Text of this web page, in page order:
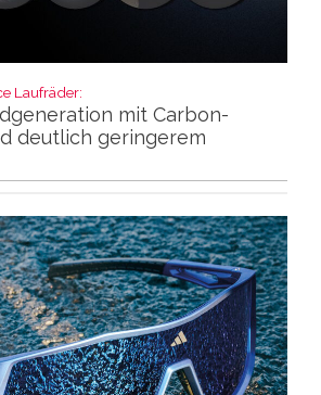
Laufräder:
mit Carbon-
deutlich geringerem